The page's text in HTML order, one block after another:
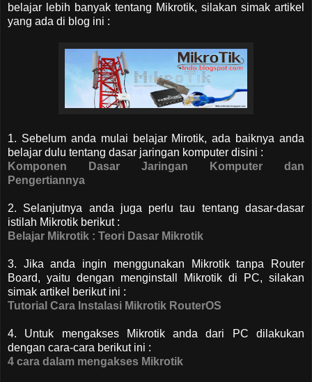
belajar lebih banyak tentang Mikrotik, silakan simak artikel
yang ada di blog ini :
1. Sebelum anda mulai belajar Mirotik, ada baiknya anda
belajar dulu tentang dasar jaringan komputer disini :
Komponen Dasar Jaringan Komputer dan
Pengertiannya
2. Selanjutnya anda juga perlu tau tentang dasar-dasar
istilah Mikrotik berikut :
Belajar Mikrotik : Teori Dasar Mikrotik
3. Jika anda ingin menggunakan Mikrotik tanpa Router
Board, yaitu dengan menginstall Mikrotik di PC, silakan
simak artikel berikut ini :
Tutorial Cara Instalasi Mikrotik RouterOS
4. Untuk mengakses Mikrotik anda dari PC dilakukan
dengan cara-cara berikut ini :
4 cara dalam mengakses Mikrotik